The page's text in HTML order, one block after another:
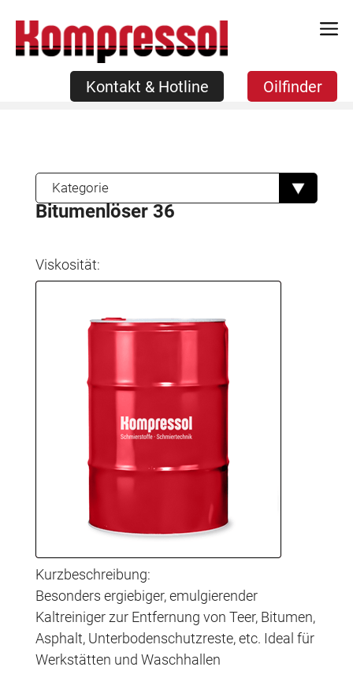
Inhalt
springen
Oilfinder
Kontakt & Hotline Oilfinder
Kategorie
Bitumenlöser 36
Viskosität:
Kurzbeschreibung:
Besonders ergiebiger, emulgierender
Kaltreiniger zur Entfernung von Teer, Bitumen,
Asphalt, Unterbodenschutzreste, etc. Ideal für
Werkstätten und Waschhallen